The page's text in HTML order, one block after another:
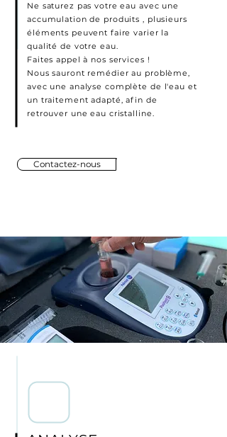
Ne saturez pas votre eau avec une
accumulation de produits , plusieurs
éléments peuvent faire varier la
qualité de votre eau.
Faites appel à nos services !
Nous sauront remédier au problème,
avec une analyse complète de l'eau et
un traitement adapté, afin de
retrouver une eau cristalline.
Contactez-nous